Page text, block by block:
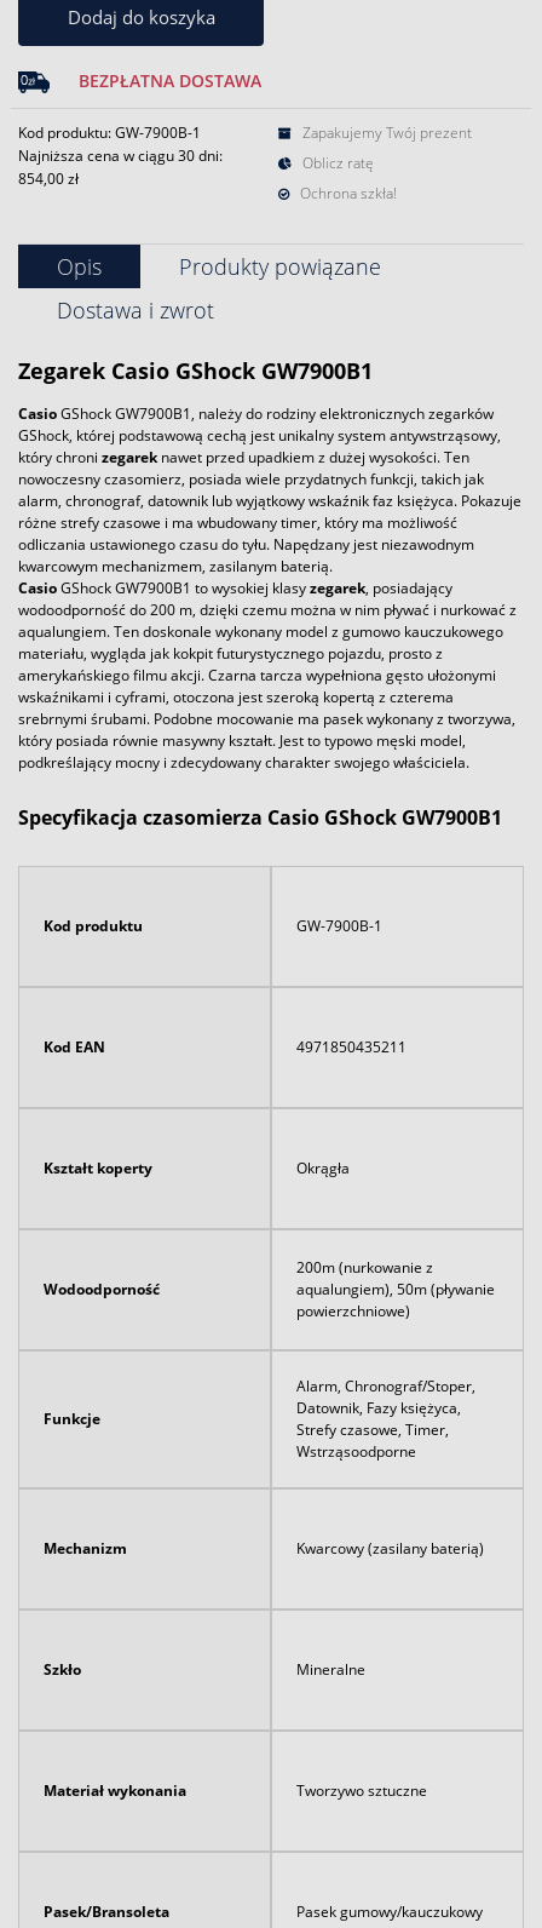
Dodaj do koszyka
BEZPŁATNA DOSTAWA
Kod produktu: GW-7900B-1
Najniższa cena w ciągu 30 dni:
854,00 zł
Zapakujemy Twój prezent
Oblicz ratę
Ochrona szkła!
Opis
Produkty powiązane
Dostawa i zwrot
Zegarek Casio GShock GW7900B1
CasioGShock GW7900B1, należy do rodziny elektronicznych zegarków
GShock, której podstawową cechą jest unikalny system antywstrząsowy,
który chroni zegareknawet przed upadkiem z dużej wysokości. Ten
nowoczesny czasomierz, posiada wiele przydatnych funkcji, takich jak
alarm, chronograf, datownik lub wyjątkowy wskaźnik faz księżyca. Pokazuje
różne strefy czasowe i ma wbudowany timer, który ma możliwość
odliczania ustawionego czasu do tyłu. Napędzany jest niezawodnym
kwarcowym mechanizmem, zasilanym baterią.
CasioGShock GW7900B1 to wysokiej klasyzegarek, posiadający
wodoodporność do 200 m, dzięki czemu można w nim pływać i nurkować z
aqualungiem. Ten doskonale wykonany model z gumowo kauczukowego
materiału, wygląda jak kokpit futurystycznego pojazdu, prosto z
amerykańskiego filmu akcji. Czarna tarcza wypełniona gęsto ułożonymi
wskaźnikami i cyframi, otoczona jest szeroką kopertą z czterema
srebrnymi śrubami. Podobne mocowanie ma pasek wykonany z tworzywa,
który posiada równie masywny kształt. Jest to typowo męski model,
podkreślający mocny i zdecydowany charakter swojego właściciela.
Specyfikacja czasomierza Casio GShock GW7900B1
Kod produktu GW-7900B-1
Kod EAN 4971850435211
Kształt koperty Okrągła
Wodoodporność
200m (nurkowanie z
aqualungiem), 50m (pływanie
powierzchniowe)
Funkcje
Alarm, Chronograf/Stoper,
Datownik, Fazy księżyca,
Strefy czasowe, Timer,
Wstrząsoodporne
Mechanizm Kwarcowy (zasilany baterią)
Szkło Mineralne
Materiał wykonania Tworzywo sztuczne
Pasek/Bransoleta Pasek gumowy/kauczukowy